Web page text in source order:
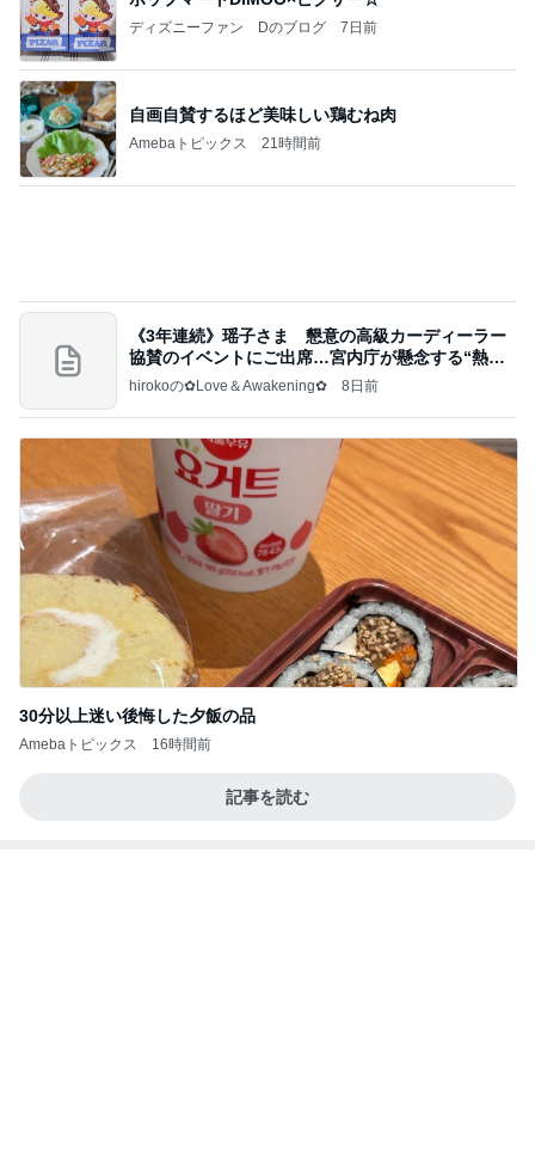
ディズニーファン Dのブログ 7日前
自画自賛するほど美味しい鶏むね肉
Amebaトピックス 21時間前
《3年連続》瑶子さま 懇意の高級カーディーラー
協賛のイベントにご出席…宮内庁が懸念する“熱心
すぎ
hirokoの✿Love＆Awakening✿ 8日前
30分以上迷い後悔した夕飯の品
Amebaトピックス 16時間前
記事を読む